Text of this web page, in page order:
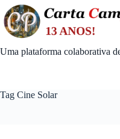
Skip
to
content
Uma plataforma colaborativa
Tag Cine Solar